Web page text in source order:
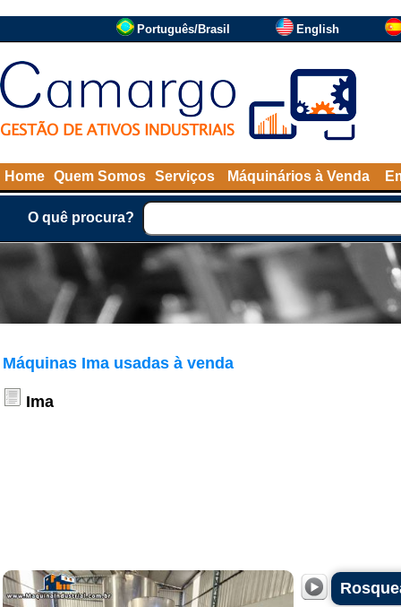
Português/Brasil English
Home Quem Somos Serviços Máquinários à Venda
O quê procura?
Máquinas Ima usadas à venda
Ima